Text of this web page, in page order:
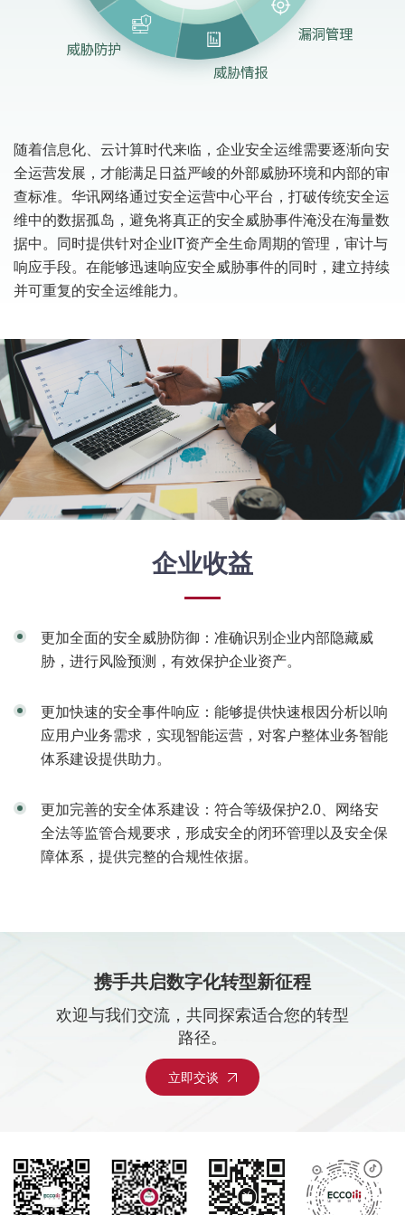
随着信息化、云计算时代来临，企业安全运维需要逐渐向安
全运营发展，才能满足日益严峻的外部威胁环境和内部的审
查标准。华讯网络通过安全运营中心平台，打破传统安全运
维中的数据孤岛，避免将真正的安全威胁事件淹没在海量数
据中。同时提供针对企业IT资产全生命周期的管理，审计与
响应手段。在能够迅速响应安全威胁事件的同时，建立持续
并可重复的安全运维能力。
企业收益
更加全面的安全威胁防御：准确识别企业内部隐藏威
胁，进行风险预测，有效保护企业资产。
更加快速的安全事件响应：能够提供快速根因分析以响
应用户业务需求，实现智能运营，对客户整体业务智能
体系建设提供助力。
更加完善的安全体系建设：符合等级保护2.0、网络安
全法等监管合规要求，形成安全的闭环管理以及安全保
障体系，提供完整的合规性依据。
携手共启数字化转型新征程
欢迎与我们交流，共同探索适合您的转型
路径。
立即交谈